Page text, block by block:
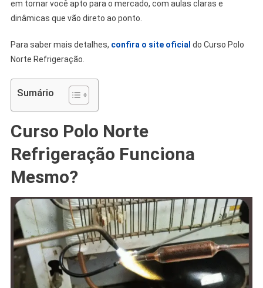
em tornar você apto para o mercado, com aulas claras e
dinâmicas que vão direto ao ponto.
Para saber mais detalhes, confira o site oficial do Curso Polo
Norte Refrigeração.
Sumário
Curso Polo Norte
Refrigeração Funciona
Mesmo?